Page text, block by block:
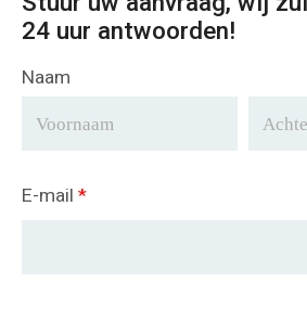
24 uur antwoorden!
Naam
E-mail *